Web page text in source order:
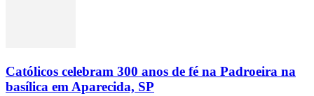
Católicos celebram 300 anos de fé na Padroeira na
basílica em Aparecida, SP